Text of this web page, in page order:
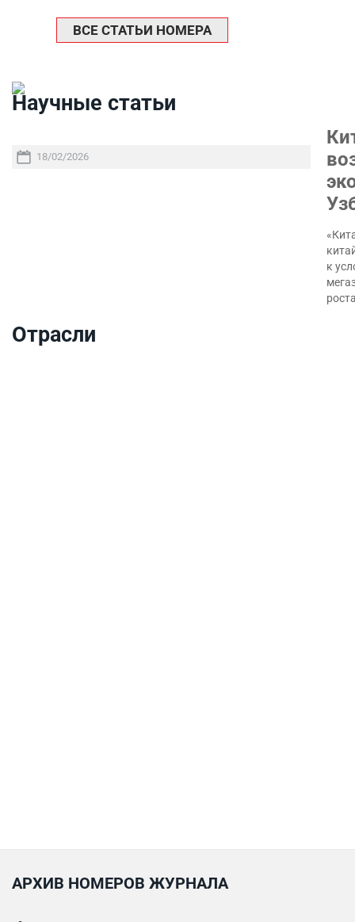
ВСЕ СТАТЬИ НОМЕРА
Научные статьи
18/02/2026
к
Отрасли
АРХИВ НОМЕРОВ ЖУРНАЛА